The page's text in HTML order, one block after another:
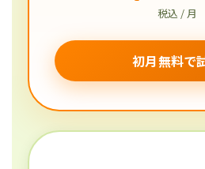
税込 / 月
初月無料で